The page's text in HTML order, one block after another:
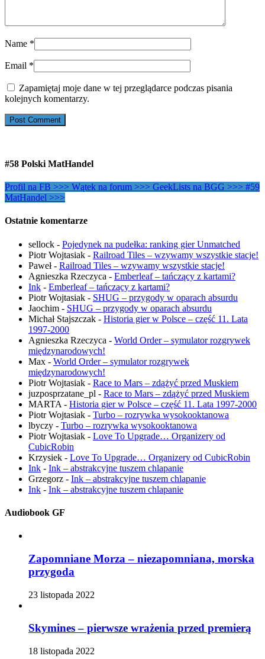
Name *
Email *
Zapamiętaj moje dane w tej przeglądarce podczas pisania
kolejnych komentarzy.
#58 Polski MatHandel
Profil na FB >>> Wątek na forum >>> GeekLists na BGG >>> #59
MatHandel >>>
Ostatnie komentarze
sellock - Pojedynek na pudełka: ranking gier Unmatched
Piotr Wojtasiak - Railroad Tiles – wzywamy wszystkie stacje!
Paweł- Railroad Tiles – wzywamy wszystkie stacje!
Agnieszka Rzeczyca - Emberleaf – tańczący z kartami?
Ink - Emberleaf – tańczący z kartami?
Piotr Wojtasiak - SHUG – przygody w oparach absurdu
Jaochim - SHUG – przygody w oparach absurdu
Michał Stajszczak - Historia gier w Polsce – część 11. Lata
1997-2000
Agnieszka Rzeczyca - World Order – symulator rozgrywek
międzynarodowych!
Max - World Order – symulator rozgrywek
międzynarodowych!
Piotr Wojtasiak - Race to Mars – zdążyć przed Muskiem
juzposprzatane_pl - Race to Mars – zdążyć przed Muskiem
MARTA - Historia gier w Polsce – część 11. Lata 1997-2000
Piotr Wojtasiak - Turbo – rozrywka wysokooktanowa
lbyczy - Turbo – rozrywka wysokooktanowa
Piotr Wojtasiak - Love To Upgrade… Organizery od
CubicRobin
Krzysiek - Love To Upgrade… Organizery od CubicRobin
Ink - Ink – abstrakcyjne tuszem chlapanie
Grzegorz - Ink – abstrakcyjne tuszem chlapanie
Ink - Ink – abstrakcyjne tuszem chlapanie
Audiobook GF
Zapomniane Morza – niezapomniana, morska
przygoda
23 listopada 2022
Skymines – pierwsze wrażenia przed premierą
18 listopada 2022